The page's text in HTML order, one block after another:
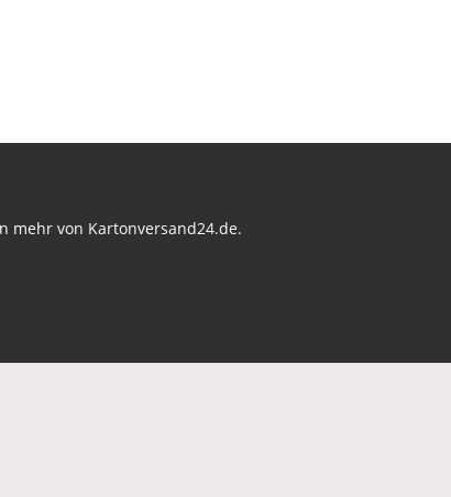
mehr von Kartonversand24.de.